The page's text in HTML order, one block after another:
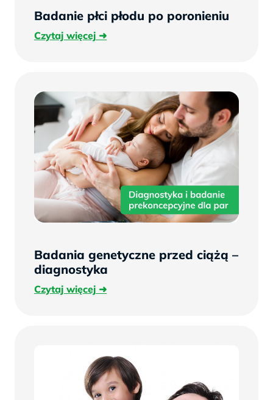
Badanie płci płodu po poronieniu
Czytaj więcejCzytaj
Badania genetyczne przed ciążą –
diagnostyka
Czytaj więcejCzytaj